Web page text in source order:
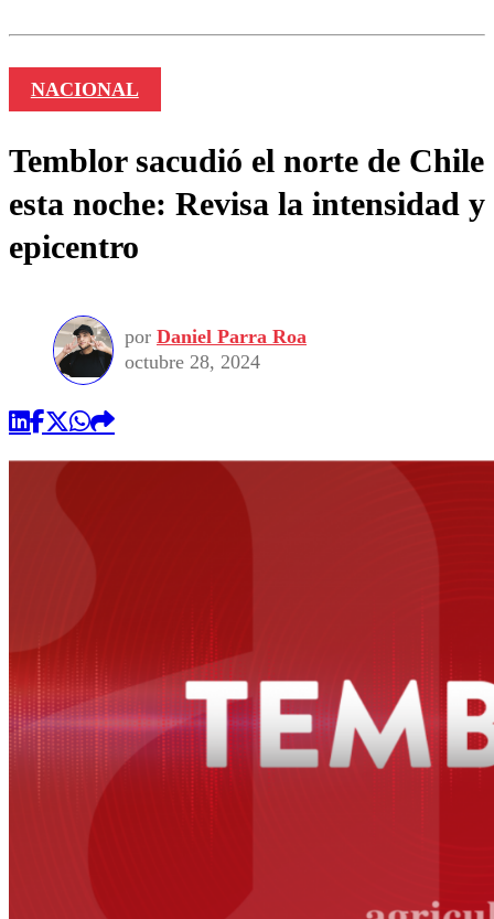
NACIONAL
Temblor sacudió el norte de Chile
esta noche: Revisa la intensidad y
epicentro
por Daniel Parra Roa
octubre 28, 2024